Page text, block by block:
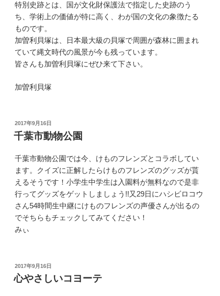
特別史跡とは、国が文化財保護法で指定した史跡のう
ち、学術上の価値が特に高く、わが国の文化の象徴たる
ものです。
加曽利貝塚は、日本最大級の貝塚で周囲が森林に囲まれ
ていて縄文時代の風景が今も残っています。
皆さんも加曽利貝塚にぜひ来て下さい。
加曽利貝塚
投
稿
日:
2017年9月16日
千葉市動物公園
千葉市動物公園では今、けものフレンズとコラボしてい
ます。クイズに正解したらけものフレンズのグッズが貰
えるそうです！小学生中学生は入園料が無料なので是非
行ってグッズをゲットしましょう!!又29日にハシビロコウ
さん54時間生中継にけものフレンズの声優さんが出るの
でそちらもチェックしてみてください！
みぃ
投
稿
日:
2017年9月16日
心やさしいコヨーテ